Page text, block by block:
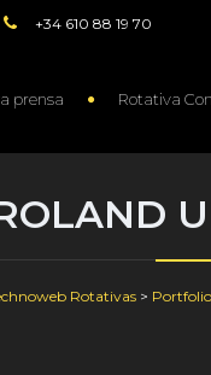
+34 610 88 19 70
prensa Rotativa
Rotativas> Portfolio